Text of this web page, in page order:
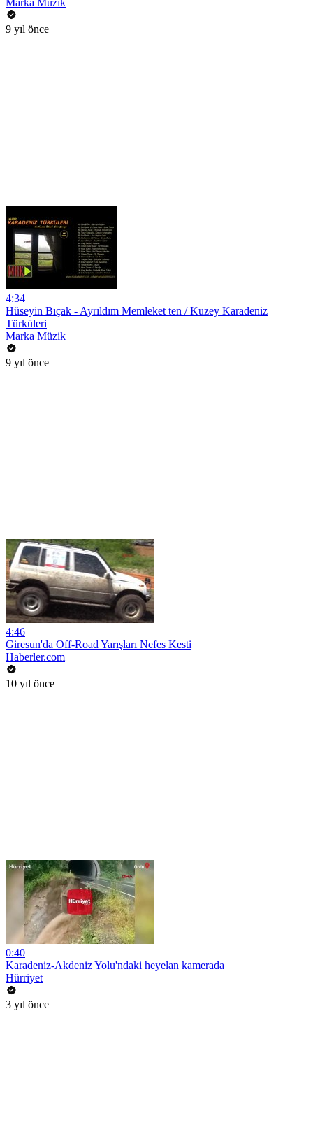
Marka Müzik
9 yıl önce
4:34
Hüseyin Bıçak - Ayrıldım Memleket ten / Kuzey Karadeniz
Türküleri
Marka Müzik
9 yıl önce
4:46
Giresun'da Off-Road Yarışları Nefes Kesti
Haberler.com
10 yıl önce
0:40
Karadeniz-Akdeniz Yolu'ndaki heyelan kamerada
Hürriyet
3 yıl önce